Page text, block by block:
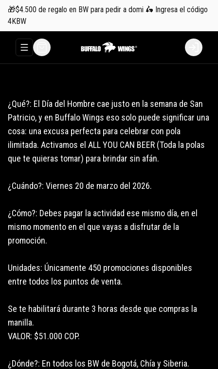
🎁$4.500 de regalo en BW para pedir a domi 🛵 Ingresa el código
4KBW
Abrir menu de navegación Login
¿Qué?: El Día del Hombre cae justo en la semana de San
Patricio, y en Buffalo Wings eso solo puede significar una
cosa: una excusa perfecta para celebrar con pola
ilimitada. Activamos el ALL YOU CAN BEER (Toda la polas
que te quieras tomar) para brindar sin afán.
¿Cuándo?: Viernes 20 de marzo del 2026.
¿Cómo?: Debes pagar la actividad ese mismo día, en el
mismo momento en el que vayas a disfrutar de la
promoción.
Unidades: Únicamente 450 promociones disponibles
entre todos los puntos de venta.
Se te habilitará durante 3 horas desde que compras la
manilla.
VALOR: $51.000 COP.
¿Dónde?: En todos los BW de Bogotá, Chía y Siberia.